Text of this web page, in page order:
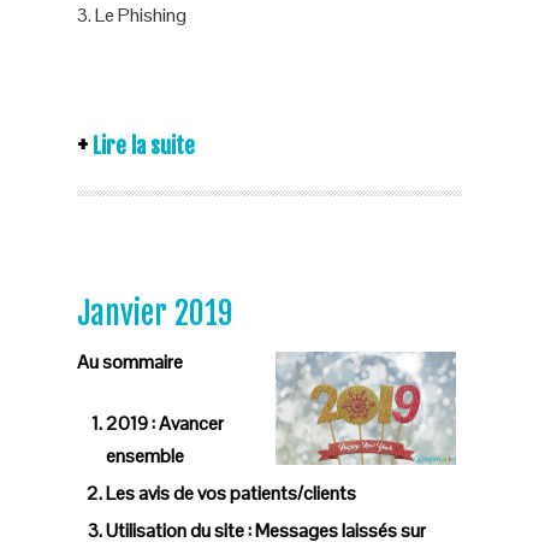
3. Le Phishing
Lire la suite
Janvier 2019
Au sommaire
2019 : Avancer
ensemble
Les avis de vos patients/clients
Utilisation du site : Messages laissés sur